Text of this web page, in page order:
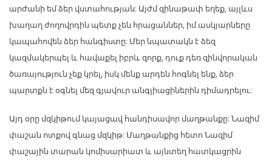
արժանի եմ ձեր վստահության: Այժմ զինաթափ եղեք, այլևս
խաղաղ ժողովրդին պետք չեն հրացաններ, իմ ասկյարները
կապահովեն ձեր հանգիստը: Մեր նպատակն է ձեզ
կազմակերպել և հավաքել իբրև զորք, դուք դեռ զինվորական
ծառայություն չեք կրել, իսկ մենք արդեն հոգնել ենք, ձեր
պարտքն է օգնել մեզ գյավուր անգլիացիներին դիմադրելու:
Այդ օրը մզկիթում կայացավ հանդիսավոր մաղթանքը: Նազիմ
փաշան ոտքով գնաց մզկիթ: Մաղթանքից հետո Նազիմ
փաշային տարան կոմիսարիատ և այնտեղ հատկացրին